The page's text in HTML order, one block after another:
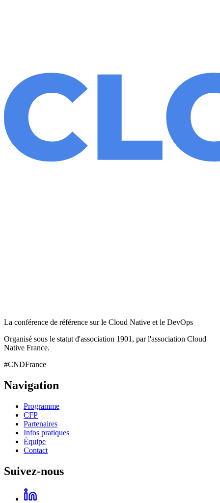
La conférence de référence sur le Cloud Native et le DevOps
Organisé sous le statut d'association 1901, par l'association Cloud
Native France.
#CNDFrance
Navigation
Programme
CFP
Partenaires
Infos pratiques
Équipe
Contact
Suivez-nous